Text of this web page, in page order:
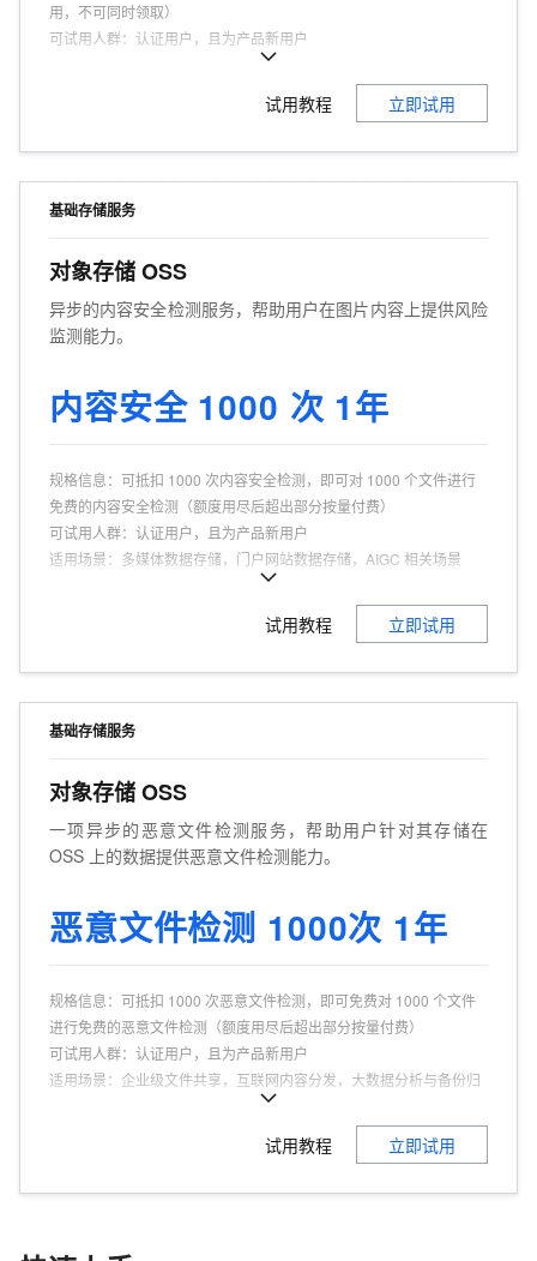
用，不可同时领取）
可试用人群： 认证用户，且为产品新用户
静态网站存储、大规模数据备份存储、多媒体存储等
高可靠性、低成本、高扩展性、高性能、简单易用
存储空间管理、访问控制、数据安全、数据处理、生命周
试用教程 立即试用
基础存储服务
对象存储 OSS
异步的内容安全检测服务，帮助用户在图片内容上提供风险
监测能力。
内容安全 1000 次 1年
规格信息： 可抵扣 1000 次内容安全检测，即可对 1000 个文件进行
免费的内容安全检测（额度用尽后超出部分按量付费）
可试用人群： 认证用户，且为产品新用户
适用场景： 多媒体数据存储，门户网站数据存储，AIGC 相关场景
图片内容审核，结果查询，存量数据异步检测
通用性强，易用性高，价格实惠
试用教程 立即试用
基础存储服务
对象存储 OSS
一项异步的恶意文件检测服务，帮助用户针对其存储在
OSS 上的数据提供恶意文件检测能力。
恶意文件检测 1000次 1年
规格信息： 可抵扣 1000 次恶意文件检测，即可免费对 1000 个文件
进行免费的恶意文件检测（额度用尽后超出部分按量付费）
可试用人群： 认证用户，且为产品新用户
适用场景： 企业级文件共享，互联网内容分发，大数据分析与备份归
全面覆盖，实时监控，精准识别，灵活配置
病毒扫描，增量检测，风险提示
试用教程 立即试用